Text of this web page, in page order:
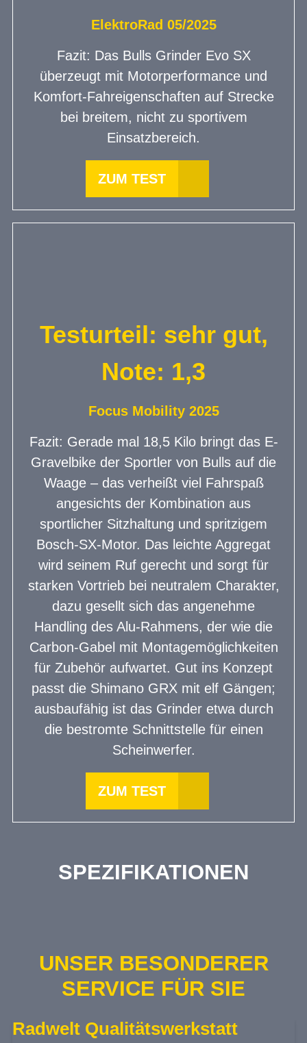
ElektroRad 05/2025
Fazit: Das Bulls Grinder Evo SX
überzeugt mit Motorperformance und
Komfort-Fahreigenschaften auf Strecke
bei breitem, nicht zu sportivem
Einsatzbereich.
ZUM TEST
Testurteil: sehr gut,
Note: 1,3
Focus Mobility 2025
Fazit: Gerade mal 18,5 Kilo bringt das E-
Gravelbike der Sportler von Bulls auf die
Waage – das verheißt viel Fahrspaß
angesichts der Kombination aus
sportlicher Sitzhaltung und spritzigem
Bosch-SX-Motor. Das leichte Aggregat
wird seinem Ruf gerecht und sorgt für
starken Vortrieb bei neutralem Charakter,
dazu gesellt sich das angenehme
Handling des Alu-Rahmens, der wie die
Carbon-Gabel mit Montagemöglichkeiten
für Zubehör aufwartet. Gut ins Konzept
passt die Shimano GRX mit elf Gängen;
ausbaufähig ist das Grinder etwa durch
die bestromte Schnittstelle für einen
Scheinwerfer.
ZUM TEST
SPEZIFIKATIONEN
UNSER BESONDERER
SERVICE FÜR SIE
Radwelt Qualitätswerkstatt